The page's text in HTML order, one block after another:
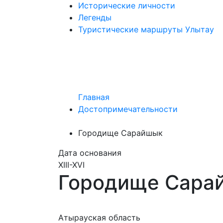
Исторические личности
Легенды
Туристические маршруты Улытау
Главная
Достопримечательности
Городище Сарайшык
Дата основания
XIII-XVI
Городище
Атырауская область